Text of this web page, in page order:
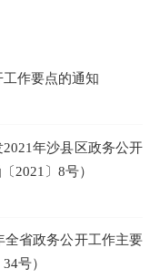
作要点的通知
年沙县区政务公开
2021〕8号）
全省政务公开工作主要
号）